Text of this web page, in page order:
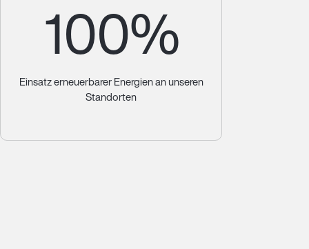
100%
Einsatz erneuerbarer Energien an unseren
Standorten